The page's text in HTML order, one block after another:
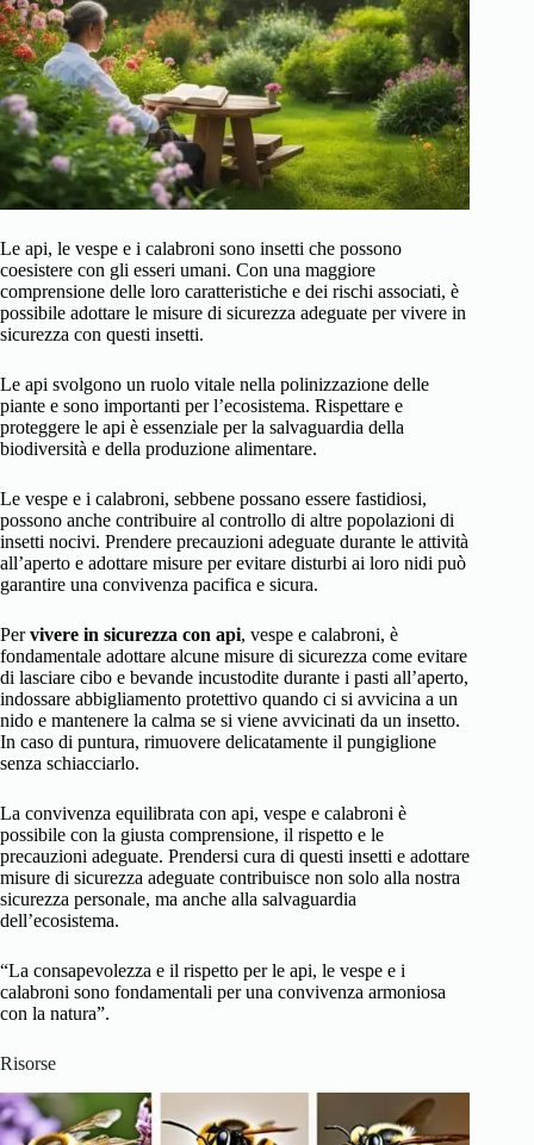
Le api, le vespe e i calabroni sono insetti che possono
coesistere con gli esseri umani. Con una maggiore
comprensione delle loro caratteristiche e dei rischi associati, è
possibile adottare le misure di sicurezza adeguate per vivere in
sicurezza con questi insetti.
Le api svolgono un ruolo vitale nella polinizzazione delle
piante e sono importanti per l’ecosistema. Rispettare e
proteggere le api è essenziale per la salvaguardia della
biodiversità e della produzione alimentare.
Le vespe e i calabroni, sebbene possano essere fastidiosi,
possono anche contribuire al controllo di altre popolazioni di
insetti nocivi. Prendere precauzioni adeguate durante le attività
all’aperto e adottare misure per evitare disturbi ai loro nidi può
garantire una convivenza pacifica e sicura.
Pervivere in sicurezza con api, vespe e calabroni, è
fondamentale adottare alcune misure di sicurezza come evitare
di lasciare cibo e bevande incustodite durante i pasti all’aperto,
indossare abbigliamento protettivo quando ci si avvicina a un
nido e mantenere la calma se si viene avvicinati da un insetto.
In caso di puntura, rimuovere delicatamente il pungiglione
senza schiacciarlo.
La convivenza equilibrata con api, vespe e calabroni è
possibile con la giusta comprensione, il rispetto e le
precauzioni adeguate. Prendersi cura di questi insetti e adottare
misure di sicurezza adeguate contribuisce non solo alla nostra
sicurezza personale, ma anche alla salvaguardia
dell’ecosistema.
“La consapevolezza e il rispetto per le api, le vespe e i
calabroni sono fondamentali per una convivenza armoniosa
con la natura”.
Risorse